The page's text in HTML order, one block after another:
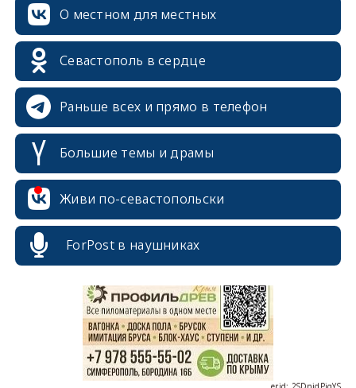
О местном для местных
Севастополь в сердце
Раньше всех и прямо в телефон
Большие темы и драмы
Живи по-севастопольски
ForPost в наушниках